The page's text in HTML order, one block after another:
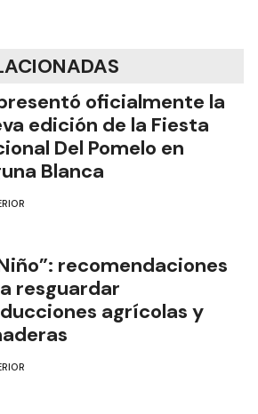
oficialmente la
edición de la Fiesta
Del Pomelo en
Blanca
recomendaciones
resguardar
agrícolas y